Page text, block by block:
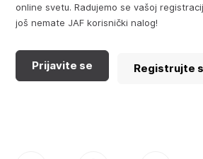
online svetu. Radujemo se vašoj
još nemate JAF korisnički nalog!
Prijavite se Registrujte